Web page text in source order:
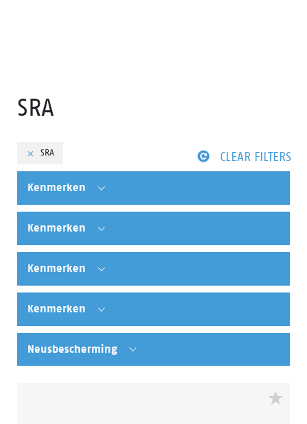
SRA
SRA CLEAR FILTERS
Kenmerken
Kenmerken
Kenmerken
Kenmerken
Neusbescherming